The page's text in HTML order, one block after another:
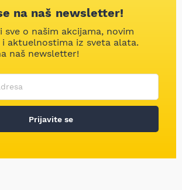
na naš newsletter!
sve o našim akcijama, novim
aktuelnostima iz sveta alata.
naš newsletter!
Prijavite se